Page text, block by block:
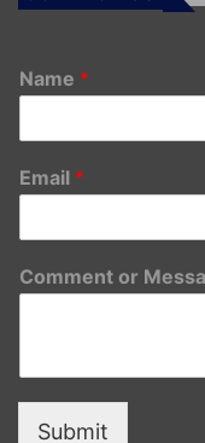
Name *
Email *
Comment or
Submit